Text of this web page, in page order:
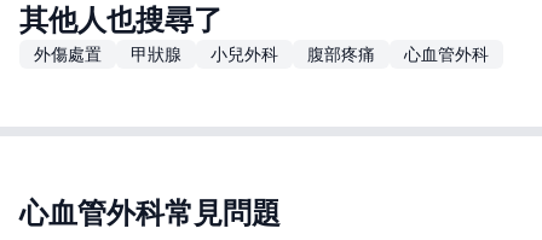
其他人也搜尋了
外傷處置 甲狀腺 小兒外科 腹部疼痛 心血管外科
心血管外科常見問題